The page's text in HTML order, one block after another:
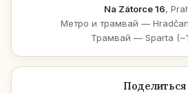
Na Zátorce 16,
Метро и трамвай —
Трамвай — Sparta
Поделиться